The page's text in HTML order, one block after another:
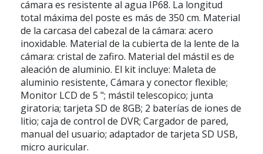
cámara es resistente al agua IP68. La longitud
total máxima del poste es más de 350 cm. Material
de la carcasa del cabezal de la cámara: acero
inoxidable. Material de la cubierta de la lente de la
cámara: cristal de zafiro. Material del mástil es de
aleación de aluminio. El kit incluye: Maleta de
aluminio resistente, Cámara y conector flexible;
Monitor LCD de 5 "; mástil telescopico; junta
giratoria; tarjeta SD de 8GB; 2 baterías de iones de
litio; caja de control de DVR; Cargador de pared,
manual del usuario; adaptador de tarjeta SD USB,
micro auricular.